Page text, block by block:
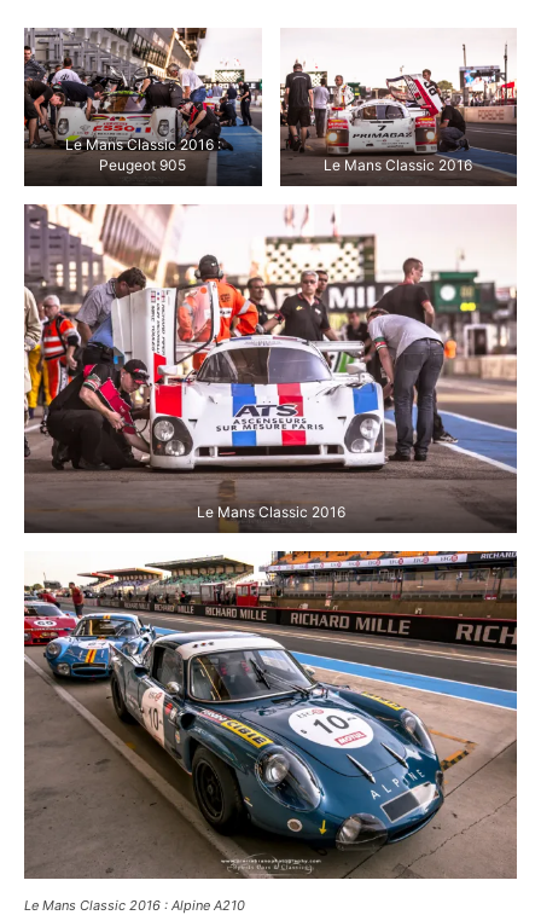
Le Mans Classic 2016
Le Mans Classic 2016 :
Peugeot 905
Le Mans Classic 2016